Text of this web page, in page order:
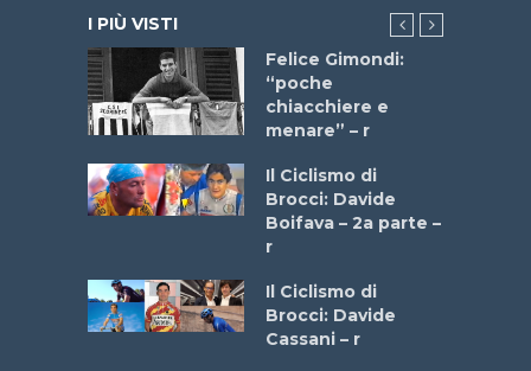
I PIÙ VISTI
Felice Gimondi:
“poche
chiacchiere e
menare” – r
Il Ciclismo di
Brocci: Davide
Boifava – 2a parte –
r
Il Ciclismo di
Brocci: Davide
Cassani – r